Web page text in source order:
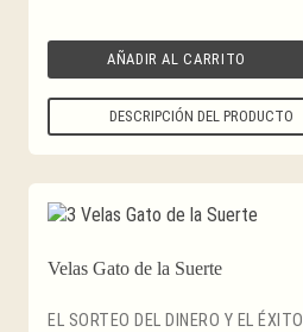
AÑADIR AL CARRITO
DESCRIPCIÓN DEL PRODUCTO
Velas Gato de la Suerte
EL SORTEO DEL DINERO Y EL ÉXITO